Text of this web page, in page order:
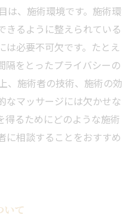
は、施術環境です。施術環
きるように整えられている
は必要不可欠です。たとえ
隔をとったプライバシーの
、施術者の技術、施術の効
なマッサージには欠かせな
得るためにどのような施術
に相談することをおすすめ
いて